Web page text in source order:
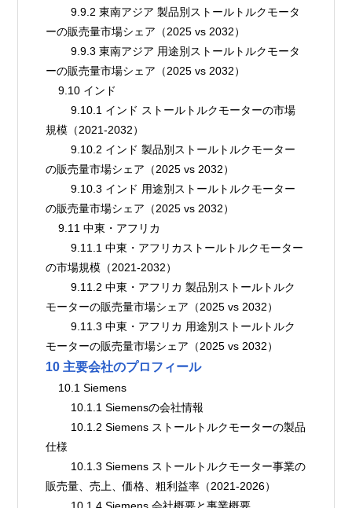
        9.9.2 東南アジア 製品別ストールトルクモータ
ーの販売量市場シェア（2025 vs 2032）
        9.9.3 東南アジア 用途別ストールトルクモータ
ーの販売量市場シェア（2025 vs 2032）
    9.10 インド
        9.10.1 インド ストールトルクモーターの市場
規模（2021-2032）
        9.10.2 インド 製品別ストールトルクモーター
の販売量市場シェア（2025 vs 2032）
        9.10.3 インド 用途別ストールトルクモーター
の販売量市場シェア（2025 vs 2032）
    9.11 中東・アフリカ
        9.11.1 中東・アフリカストールトルクモーター
の市場規模（2021-2032）
        9.11.2 中東・アフリカ 製品別ストールトルク
モーターの販売量市場シェア（2025 vs 2032）
        9.11.3 中東・アフリカ 用途別ストールトルク
モーターの販売量市場シェア（2025 vs 2032）
10 主要会社のプロフィール
    10.1 Siemens
        10.1.1 Siemensの会社情報
仕様
販売量、売上、価格、粗利益率（2021-2026）
        10.1.4 Siemens 会社概要と事業概要